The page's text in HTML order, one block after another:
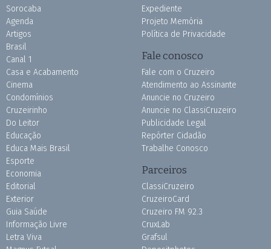
Sorocaba
Agenda
Artigos
Brasil
Canal 1
Casa e Acabamento
Cinema
Condomínios
Cruzeirinho
Do Leitor
Educação
Educa Mais Brasil
Esporte
Economia
Editorial
Exterior
Guia Saúde
Informação Livre
Letra Viva
Expediente
Projeto Memória
Política de Privacidade
Fale conosco
Fale com o Cruzeiro
Atendimento ao Assinante
Anuncie no Cruzeiro
Anuncie no ClassiCruzeiro
Publicidade Legal
Repórter Cidadão
Trabalhe Conosco
Parceiros
ClassiCruzeiro
CruzeiroCard
Cruzeiro FM 92.3
CruxLab
Grafsul